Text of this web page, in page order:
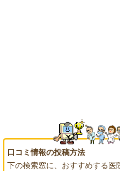
口コミ情報の投稿方法
下の検索窓に、おすすめする医